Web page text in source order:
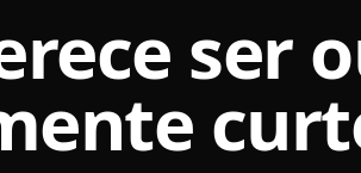
ser